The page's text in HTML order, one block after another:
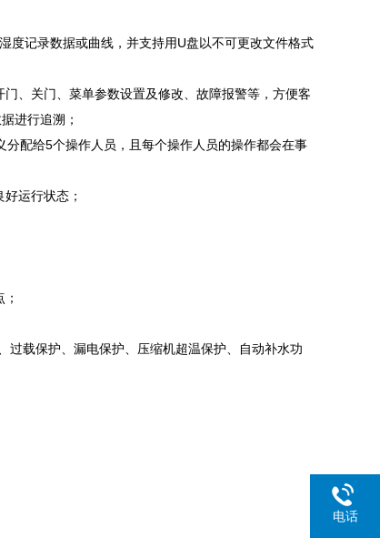
度记录数据或曲线，并支持用U盘以不可更改文件格式
、关门、菜单参数设置及修改、故障报警等，方便客
进行追溯；
配给5个操作人员，且每个操作人员的操作都会在事
运行状态；
过载保护、漏电保护、压缩机超温保护、自动补水功
电话